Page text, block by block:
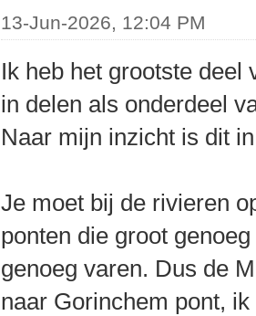
13-Jun-2026, 12:04 PM
Ik heb het grootste deel
in delen als onderdeel
Naar mijn inzicht is dit
Je moet bij de rivieren
ponten die groot
genoeg varen. Dus de
naar Gorinchem pont,